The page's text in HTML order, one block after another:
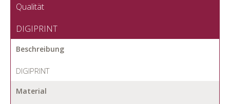
Qualität
DIGIPRINT
Beschreibung
DIGIPRINT
Material